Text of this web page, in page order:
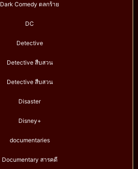
Dark Comedy ตลกร้าย
DC
Detective
Detective สืบสวน
Detective สืบสวน
Disaster
Disney+
documentaries
Documentary สารคดี